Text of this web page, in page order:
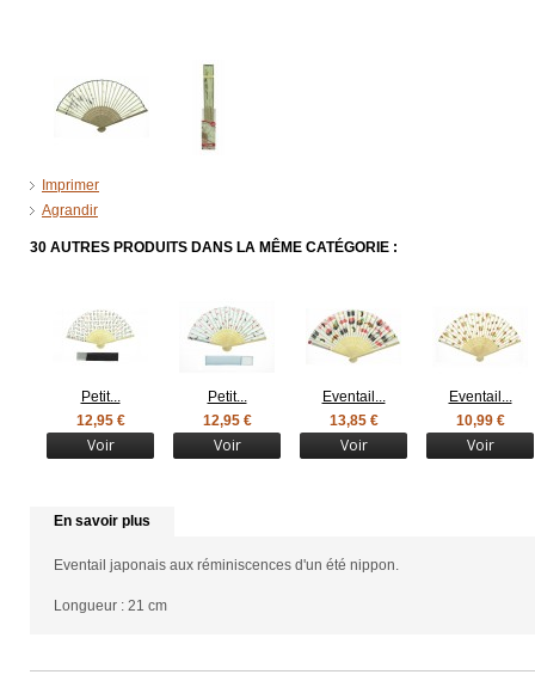
Imprimer
Agrandir
30 AUTRES PRODUITS DANS LA MÊME CATÉGORIE :
Petit...
12,95 €
Voir
Petit...
12,95 €
Voir
Eventail...
13,85 €
Voir
Eventail...
10,99 €
Voir
En savoir plus
Eventail japonais aux réminiscences d'un été nippon.
Longueur : 21 cm